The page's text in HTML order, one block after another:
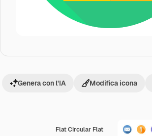
Flat Circular Flat
Genera con l'IA Modifica icona